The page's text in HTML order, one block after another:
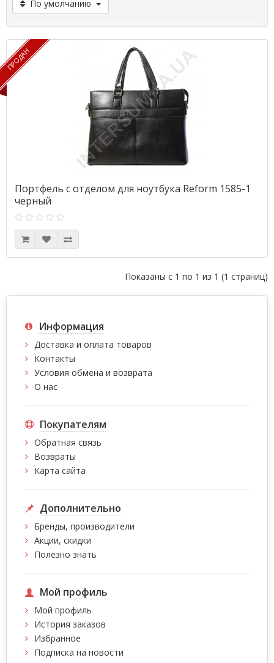
По умолчанию
ПРОДАН
ПРОДАН
Портфель с отделом для ноутбука Reform 1585-1
черный
Показаны с 1 по 1 из 1 (1 страниц)
Информация
Доставка и оплата товаров
Контакты
Условия обмена и возврата
О нас
Покупателям
Обратная связь
Возвраты
Карта сайта
Дополнительно
Бренды, производители
Акции, скидки
Полезно знать
Мой профиль
Мой профиль
История заказов
Избранное
Подписка на новости